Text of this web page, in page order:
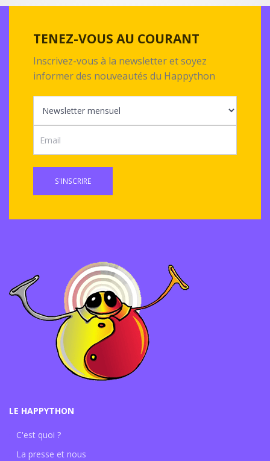
TENEZ-VOUS AU COURANT
Inscrivez-vous à la newsletter et soyez
informer des nouveautés du Happython
S'INSCRIRE
LE HAPPYTHON
C'est quoi ?
La presse et nous